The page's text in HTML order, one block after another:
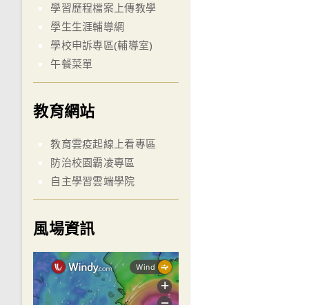
學習歷程檔案上傳教學
學生生涯輔導網
學校申訴專區(輔導室)
午餐菜單
教育網站
教育雲疫起線上看專區
防治校園霸凌專區
自主學習雲端學院
風場資訊